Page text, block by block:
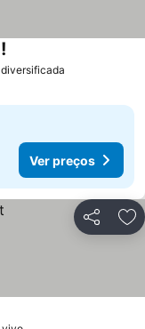
Ver preços
Partilhar